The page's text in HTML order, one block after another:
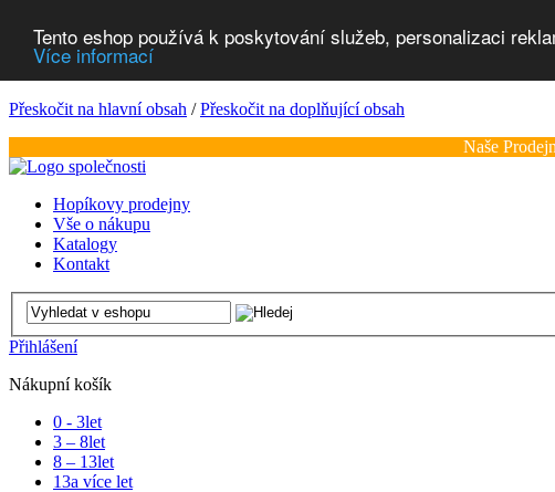
Tento eshop používá k poskytování služeb, personalizaci
Více informací
Přeskočit na hlavní obsah /Přeskočit na doplňující obsah
Naše
Hopíkovy prodejny
Vše o nákupu
Katalogy
Kontakt
Přihlášení
Nákupní košík
0 - 3let
3 – 8let
8 – 13let
13a více let